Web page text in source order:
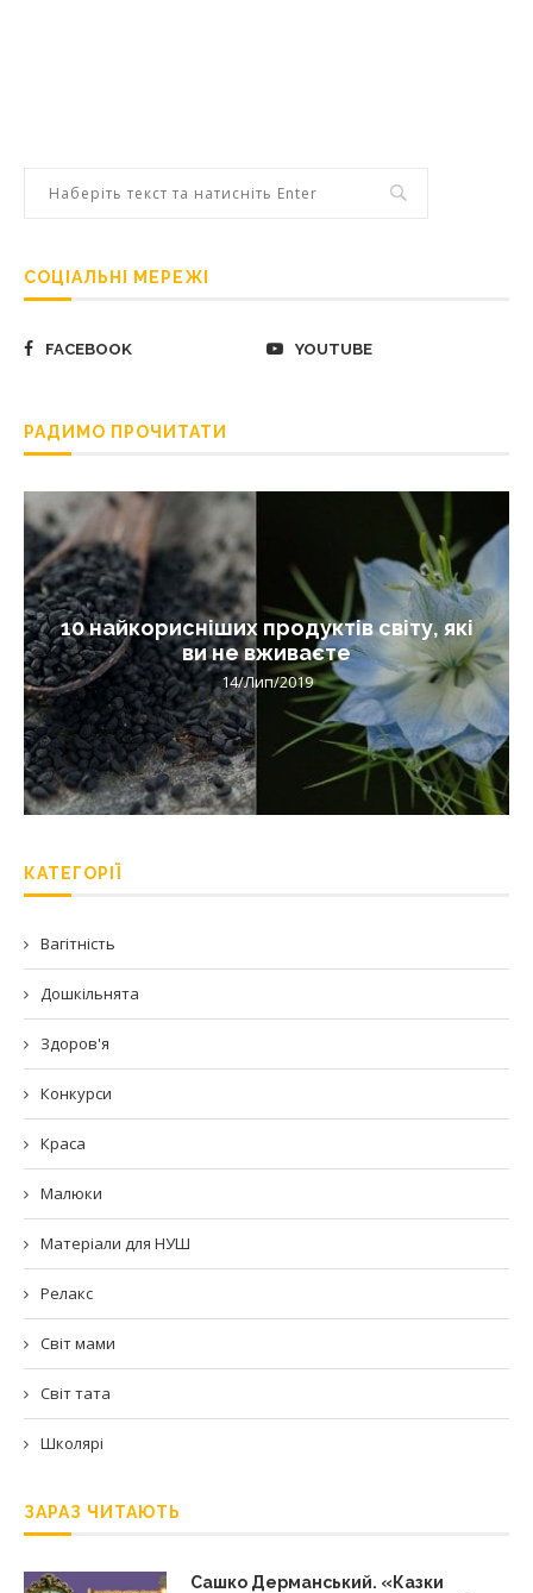
СОЦІАЛЬНІ МЕРЕЖІ
FACEBOOK YOUTUBE
РАДИМО ПРОЧИТАТИ
10 найкорисніших продуктів світу, які
ви не вживаєте
14/Лип/2019
КАТЕГОРІЇ
Вагітність
Дошкільнята
Здоров'я
Конкурси
Краса
Малюки
Матеріали для НУШ
Релакс
Світ мами
Світ тата
Школярі
ЗАРАЗ ЧИТАЮТЬ
Сашко Дерманський. «Казки